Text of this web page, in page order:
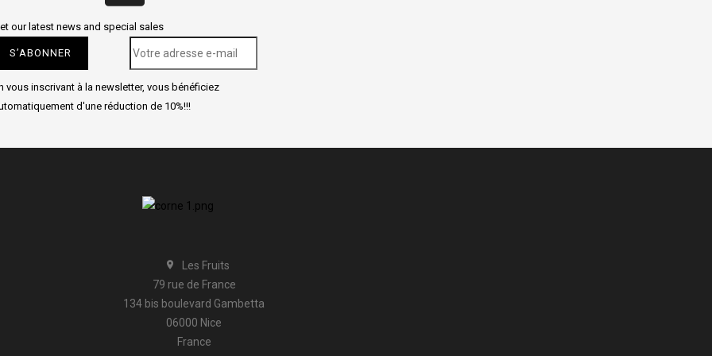
our latest news and special sales
vous inscrivant à la newsletter, vous bénéficiez
d'une réduction de 10%!!!

Les Fruits
79 rue de France
134 bis boulevard Gambetta
06000 Nice
France